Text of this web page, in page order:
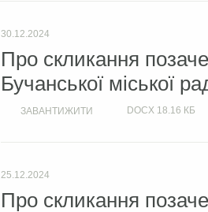
30.12.2024
Про скликання
Бучанської міської
ЗАВАНТИЖИТИ DOCX 18.16 КБ
25.12.2024
Про скликання